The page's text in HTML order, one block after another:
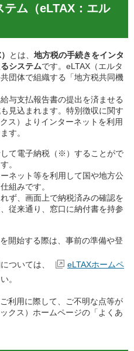
ム（eLTAX：エル
とは、 地方税の手続きをインタ
システムです。eLTAX（エルタ
団体で組織する「地方税共同機
与支払報告書の提出を済ませる
見込まれます。特別徴収に関す
ス）よりインターネットを利用
す。
て電子納税（※）することがで
。
ネット等を利用して国や地方公
組みです。
ず、画面上で納税済みの確認を
従来通り、窓口に納付書を持参
開始する際は、事前の準備や登
ついては、
eLTAXホームペ
。
利用に際して、ご不明な点等が
クス）ホームページの「よくあ